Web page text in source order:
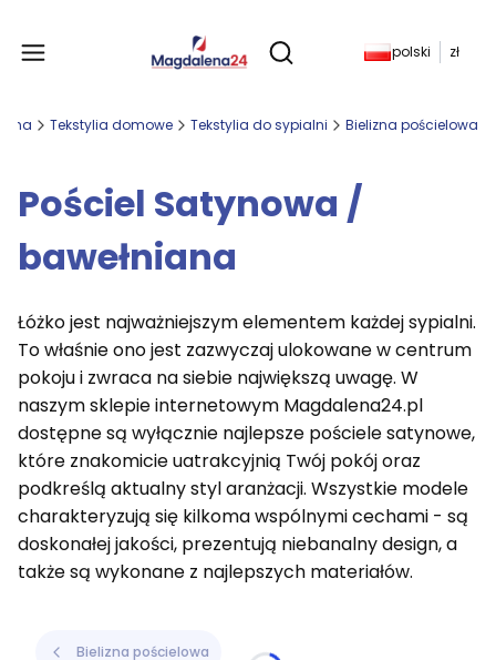
Otwórz wyszukiwarkę
Produkty w
polski zł
Tekstylia domowe Tekstylia do sypialni Bielizna pościelowa
Pościel Satynowa /
bawełniana
Łóżko jest najważniejszym elementem każdej sypialni.
To właśnie ono jest zazwyczaj ulokowane w centrum
pokoju i zwraca na siebie największą uwagę. W
naszym sklepie internetowym Magdalena24.pl
dostępne są wyłącznie najlepsze pościele satynowe,
które znakomicie uatrakcyjnią Twój pokój oraz
podkreślą aktualny styl aranżacji. Wszystkie modele
charakteryzują się kilkoma wspólnymi cechami - są
doskonałej jakości, prezentują niebanalny design, a
także są wykonane z najlepszych materiałów.
Bielizna pościelowa